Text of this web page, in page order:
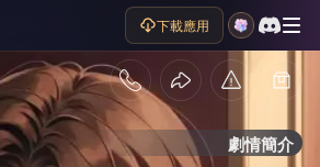
下載應用
劇情簡介